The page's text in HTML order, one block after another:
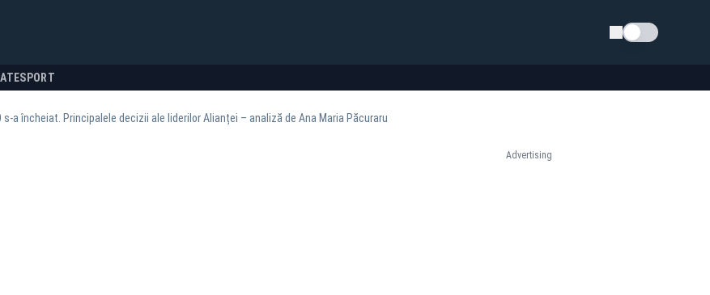
Schimba tema
SPORT
s-a încheiat. Principalele decizii ale liderilor Alianței – analiză de Ana Maria Păcuraru
Advertising